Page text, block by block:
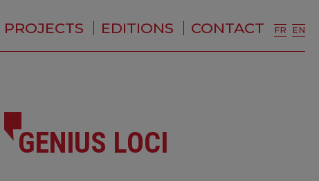
PROJECTS EDITIONS CONTACT FR EN
GENIUS LOCI